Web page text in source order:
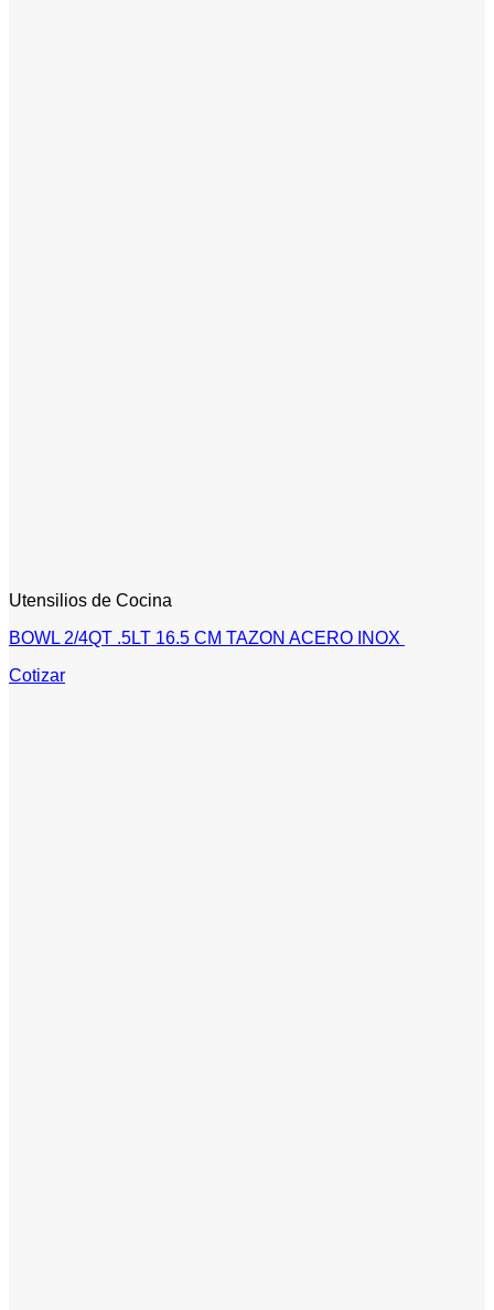
Utensilios de Cocina
BOWL 2/4QT .5LT 16.5 CM TAZON ACERO INOX
Cotizar